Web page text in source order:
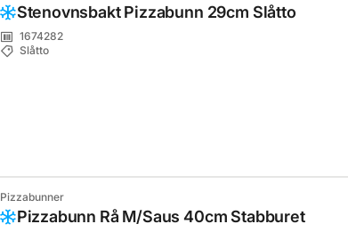
Stenovnsbakt Pizzabunn 29cm Slåtto
1674282
Slåtto
Pizzabunner
Pizzabunn Rå M/Saus 40cm Stabburet